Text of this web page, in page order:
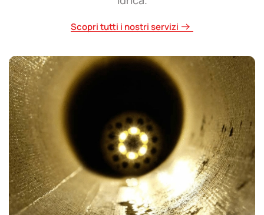
Scopri tutti i nostri servizi